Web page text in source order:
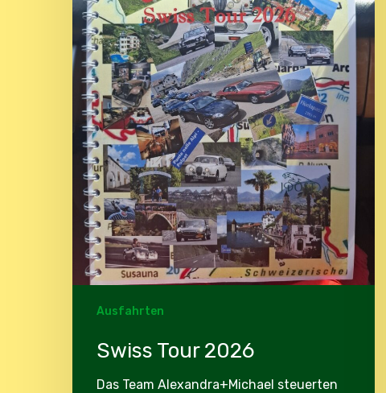
Ausfahrten
Swiss Tour 2026
Das Team Alexandra+Michael steuerten